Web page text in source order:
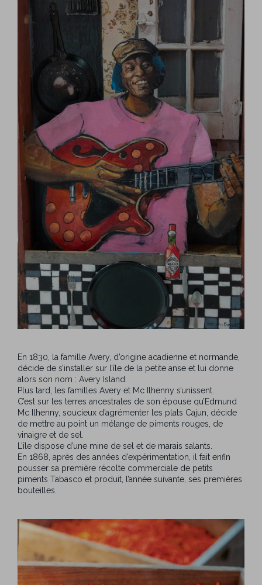
En 1830, la famille Avery, d’origine acadienne et normande,
décide de s’installer sur l’île de la petite anse et lui donne
alors son nom : Avery Island.
Plus tard, les familles Avery et Mc Ilhenny s’unissent.
C’est sur les terres ancestrales de son épouse qu’Edmund
Mc Ilhenny, soucieux d’agrémenter les plats Cajun, décide
de mettre au point un mélange de piments rouges, de
vinaigre et de sel.
L’île dispose d’une mine de sel et de marais salants.
En 1868, après des années d’expérimentation, il fait enfin
pousser sa première récolte commerciale de petits
piments Tabasco et produit, l’année suivante, ses premières
bouteilles.